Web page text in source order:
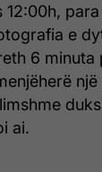
12:00h,
e
6 minuta
një
ai.